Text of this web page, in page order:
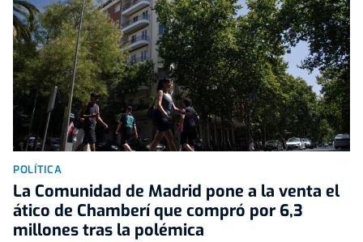
POLÍTICA
La Comunidad de Madrid pone a la venta el
ático de Chamberí que compró por 6,3
millones tras la polémica